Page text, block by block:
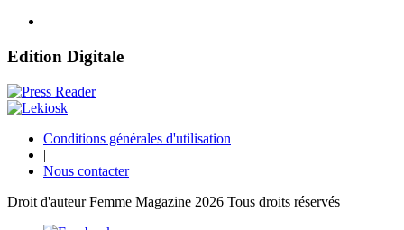
Edition Digitale
Conditions générales d'utilisation
|
Nous contacter
Droit d'auteur Femme Magazine 2026 Tous droits réservés